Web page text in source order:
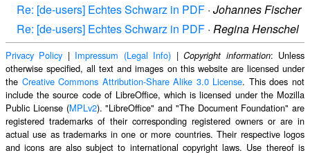
Re: [de-users] Echtes Schwarz in PDF · Johannes Fischer
Re: [de-users] Echtes Schwarz in PDF · Regina Henschel
Privacy Policy | Impressum (Legal Info) |Copyright information: Unless
otherwise specified, all text and images on this website are licensed under
the Creative Commons Attribution-Share Alike 3.0 License. This does not
include the source code of LibreOffice, which is licensed under the Mozilla
Public License (MPLv2). "LibreOffice" and "The Document Foundation" are
registered trademarks of their corresponding registered owners or are in
actual use as trademarks in one or more countries. Their respective logos
and icons are also subject to international copyright laws. Use thereof is